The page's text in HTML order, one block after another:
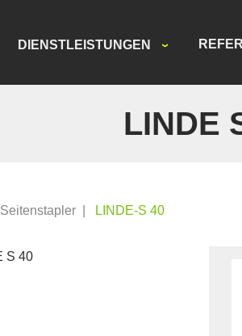
DIENSTLEISTUNGEN
LINDE
Seitenstapler LINDE-S 40